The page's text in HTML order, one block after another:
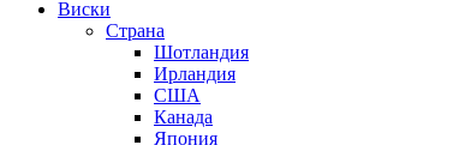
Виски
Страна
Шотландия
Ирландия
США
Канада
Япония